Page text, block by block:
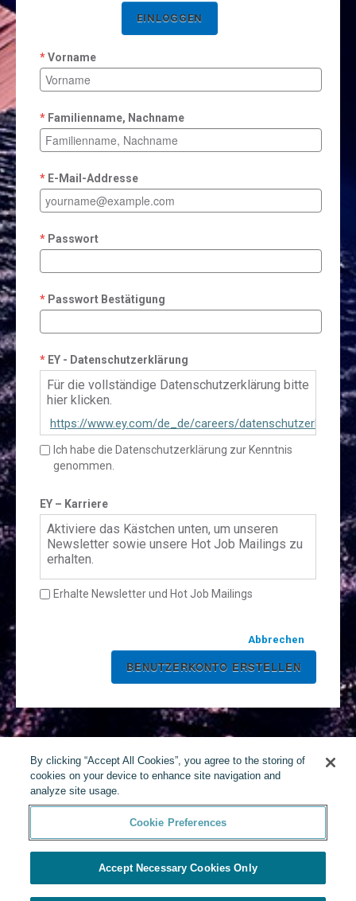
EINLOGGEN
Vorname
Familienname, Nachname
E-Mail-Addresse
Passwort
Passwort Bestätigung
EY - Datenschutzerklärung
Für die vollständige Datenschutzerklärung bitte
hier klicken.
https://www.ey.com/de_de/careers/
talent-community
Ich habe die Datenschutzerklärung zur Kenntnis
genommen.
EY – Karriere
Aktiviere das Kästchen unten, um unseren
Newsletter sowie unsere Hot Job Mailings zu
erhalten.
Erhalte Newsletter und Hot Job Mailings
Abbrechen
By clicking “Accept All Cookies”, you agree to the storing of
cookies on your device to enhance site navigation and
analyze site usage.
Cookie Preferences
Accept Necessary Cookies Only